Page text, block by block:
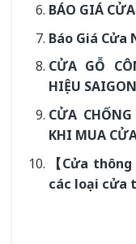
BÁO GIÁ
Báo Giá Cửa
CỬA GỖ
HIỆU
CỬA
KHI MUA
【Cửa
các loại cửa